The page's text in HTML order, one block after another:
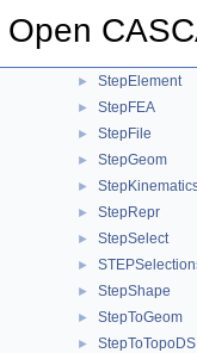
Open
► StepDimTol
► StepElement
► StepFEA
► StepFile
► StepGeom
►
► StepRepr
► StepSelect
►
► StepShape
► StepToGeom
► StepToTopoDS